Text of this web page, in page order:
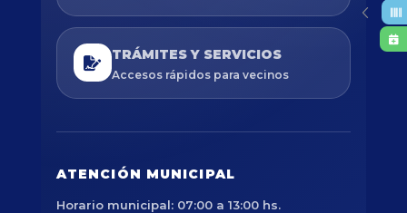
TRÁMITES Y SERVICIOS
Accesos rápidos para vecinos
ATENCIÓN MUNICIPAL
Horario municipal: 07:00 a 13:00 hs.